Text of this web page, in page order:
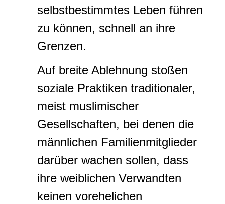
selbstbestimmtes Leben führen
zu können, schnell an ihre
Grenzen.
Auf breite Ablehnung stoßen
soziale Praktiken traditionaler,
meist muslimischer
Gesellschaften, bei denen die
männlichen Familienmitglieder
darüber wachen sollen, dass
ihre weiblichen Verwandten
keinen vorehelichen